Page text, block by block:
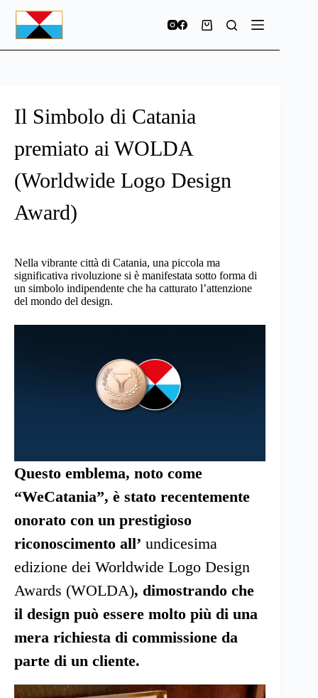
Il Simbolo di Catania
premiato ai WOLDA
(Worldwide Logo Design
Award)
Nella vibrante città di Catania, una piccola ma
significativa rivoluzione si è manifestata sotto forma di
un simbolo indipendente che ha catturato l’attenzione
del mondo del design.
Questo emblema, noto come
“WeCatania”, è stato recentemente
onorato con un prestigioso
riconoscimento all’ undicesima
edizione dei Worldwide Logo Design
Awards (WOLDA), dimostrando che
il design può essere molto più di una
mera richiesta di commissione da
parte di un cliente.